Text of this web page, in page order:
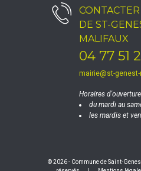
DE ST-
MALIFAUX
04 77 51
mairie@st-
Horaires
du mardi au
les mardis et
© 2026 - Commune de Saint-